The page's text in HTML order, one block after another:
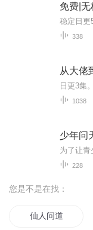
338
1038
少年问
228
您是不是在找：
仙人问道